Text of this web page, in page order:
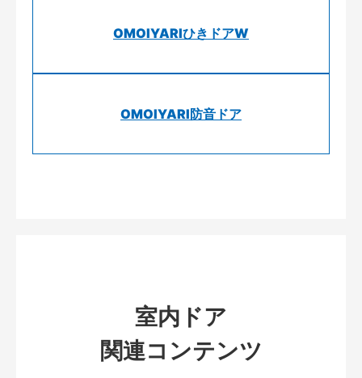
OMOIYARIひきドアW
OMOIYARI防音ドア
室内ドア
関連コンテンツ